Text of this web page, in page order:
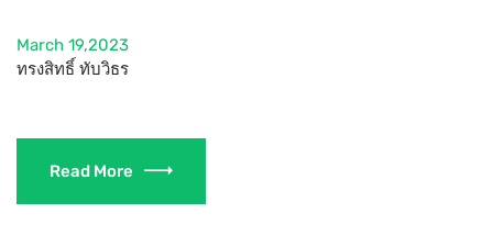
March 19,2023
ทรงสิทธิ์ ทับวิธร
Read More